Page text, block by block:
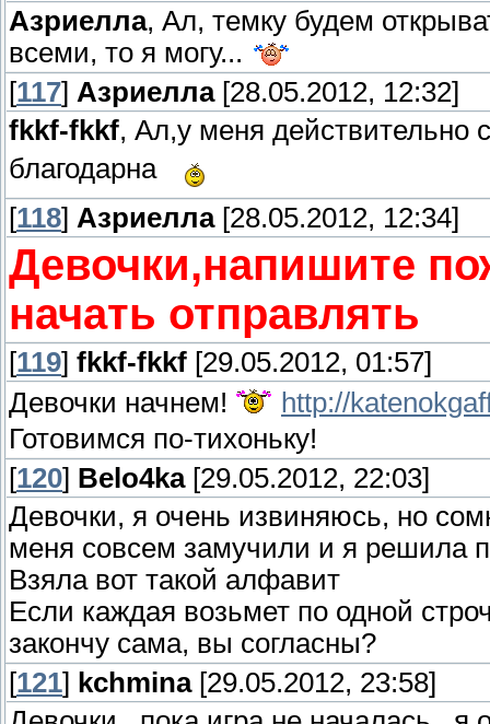
Азриелла, Ал, темку будем
всеми, то я могу...
[117] Азриелла[28.05.2012, 12:32]
fkkf-fkkf, Ал,у меня действительно
благодарна
[118] Азриелла[28.05.2012, 12:34]
Девочки,напишите
начать отправлять
[119] fkkf-fkkf [29.05.2012, 01:57]
Девочки начнем!
http://
Готовимся по-тихоньку!
[120] Belo4ka[29.05.2012, 22:03]
Девочки, я очень извиняюсь, но
меня совсем замучили и я решила
Взяла вот такой алфавит
Если каждая возьмет по одной
закончу сама, вы согласны?
[121] kchmina[29.05.2012, 23:58]